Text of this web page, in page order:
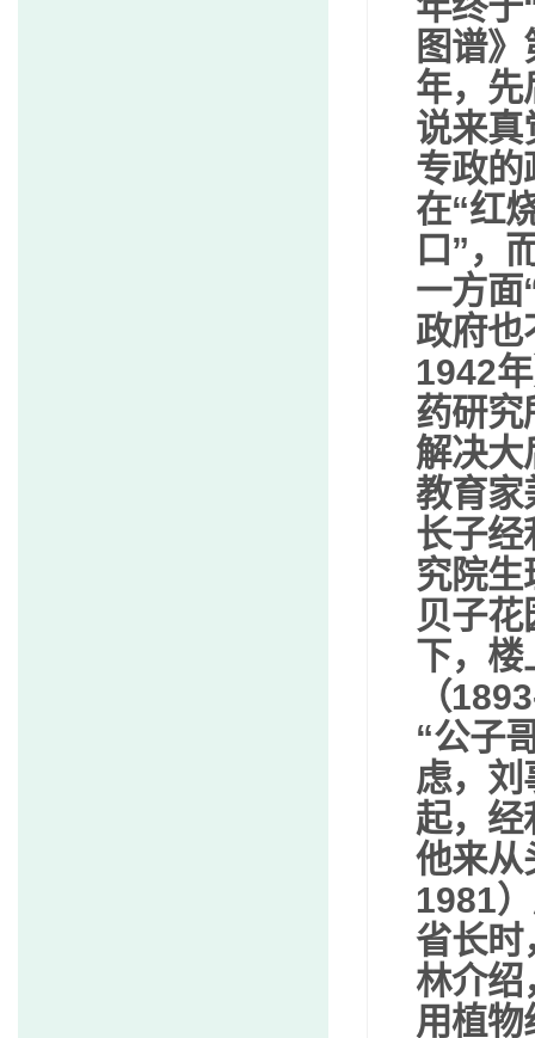
图谱
年，先
说来真
专政的
在“红
口”，
一方面
政府也
1942
药研究
解决大
教育家
长子经
究院生
贝子
下，楼
（
“公子
虑，刘
起，经
他来从
1981
省长时
林介绍
用植物